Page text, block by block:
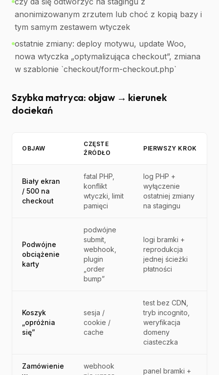
anonimizowanym zrzutem lub choć z kopią bazy i
tym samym zestawem wtyczek
ostatnie zmiany: deploy motywu, update Woo,
nowa wtyczka „optymalizująca checkout”, zmiana
w szablonie `checkout/form-checkout.php`
Szybka matryca: objaw → kierunek
dociekań
OBJAW
CZĘSTE
ŹRÓDŁO
PIERWSZY KROK
Biały ekran
/ 500 na
checkout
fatal PHP,
konflikt
wtyczki, limit
pamięci
log PHP +
wyłączenie
ostatniej zmiany
na stagingu
Podwójne
obciążenie
karty
podwójne
submit,
webhook,
plugin
„order
bump”
logi bramki +
reprodukcja
jednej ścieżki
płatności
Koszyk
„opróżnia
się”
sesja /
cookie /
cache
test bez CDN,
tryb incognito,
weryfikacja
domeny
ciasteczka
Zamówienie
webhook
panel bramki +